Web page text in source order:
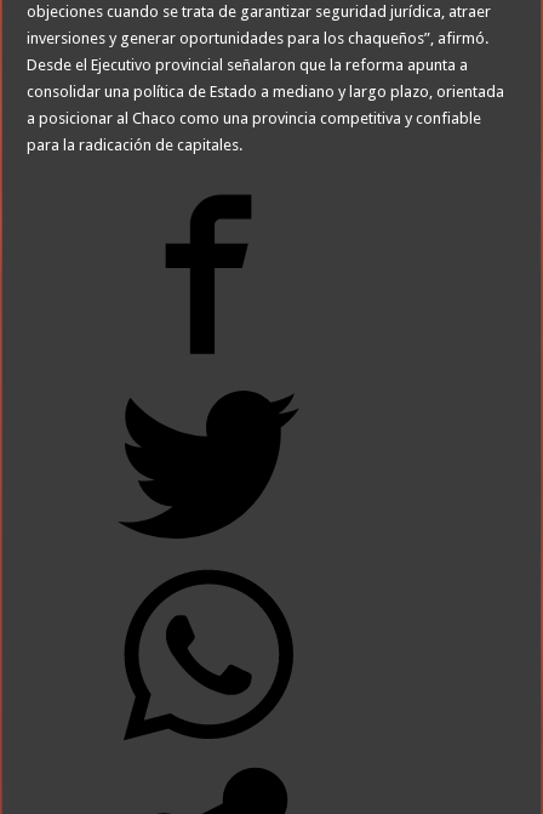
objeciones cuando se trata de garantizar seguridad jurídica, atraer
inversiones y generar oportunidades para los chaqueños”, afirmó.
Desde el Ejecutivo provincial señalaron que la reforma apunta a
consolidar una política de Estado a mediano y largo plazo, orientada
a posicionar al Chaco como una provincia competitiva y confiable
para la radicación de capitales.